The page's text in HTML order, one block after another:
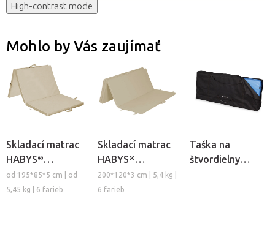
High-contrast mode
Mohlo by Vás zaujímať
Skladací matrac
HABYS®
trojdielny
od 195*85*5 cm | od
5,45 kg | 6 farieb
Skladací matrac
HABYS®
štvordielny
200*120*3 cm | 5,4 kg |
6 farieb
Taška na
štvordielny